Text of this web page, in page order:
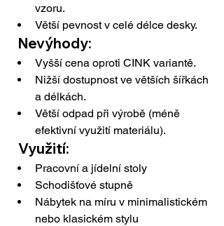
vzoru.
Větší pevnost v celé délce desky.
  Nevýhody:
Vyšší cena oproti CINK variantě.
Nižší dostupnost ve větších šířkách
a délkách.
Větší odpad při výrobě (méně
efektivní využití materiálu).
  Využití:
Pracovní a jídelní stoly
Schodišťové stupně
Nábytek na míru v minimalistickém
nebo klasickém stylu